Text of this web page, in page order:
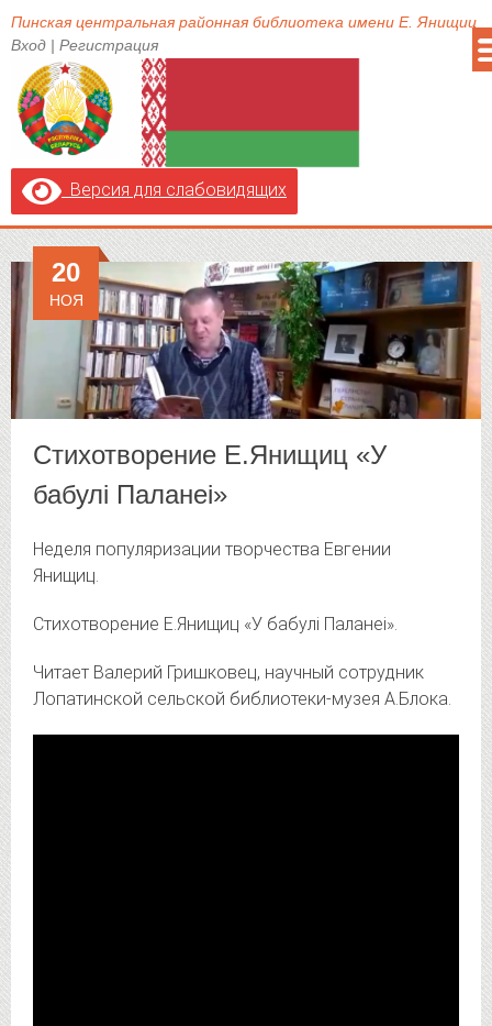
Пинская центральная районная библиотека имени Е. Янищиц
Вход | Регистрация
Версия для слабовидящих
Стихотворение Е.Янищиц «У
бабулі Паланеі»
20
НОЯ
Неделя популяризации творчества Евгении
Янищиц.
Стихотворение Е.Янищиц «У бабулі Паланеі».
Читает Валерий Гришковец, научный сотрудник
Лопатинской сельской библиотеки-музея А.Блока.